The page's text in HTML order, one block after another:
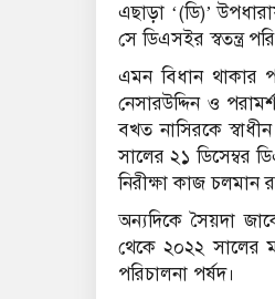
এছাড়া ‘(ডি)’
সে ডিএসইর স্বতন্ত্র
এমন বিধান থাকার
নেসারউদ্দিন ও
বখত নাসিরকে
সালের ২১ ডিসেম্বর
নিরীক্ষা কাজ চলমান
অন্যদিকে সৈয়দা
থেকে ২০২২ সালের
পরিচালনা পর্ষদ।